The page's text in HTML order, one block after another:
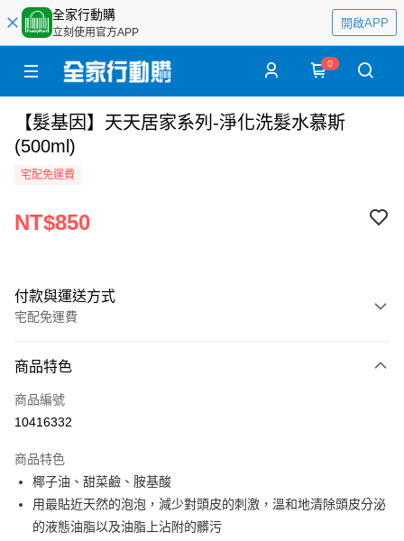
全家行動購
立刻使用官方APP
開啟APP
0
【髮基因】天天居家系列-淨化洗髮水慕斯
(500ml)
宅配免運費
NT$850
付款與運送方式
宅配免運費
全家線上支付
運送方式
本島宅配-活動商品
免運費
離島宅配-常溫商品
免運費
商品特色
商品編號
10416332
商品特色
椰子油、甜菜鹼、胺基酸
用最貼近天然的泡泡，減少對頭皮的刺激，溫和地清除頭皮分泌
的液態油脂以及油脂上沾附的髒污